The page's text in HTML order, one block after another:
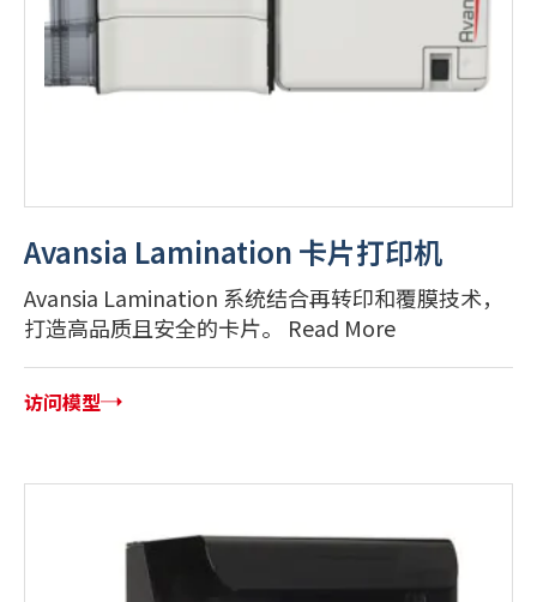
Avansia Lamination 卡片打印机
Avansia Lamination 系统结合再转印和覆膜技术，
打造高品质且安全的卡片。 Read More
访问模型